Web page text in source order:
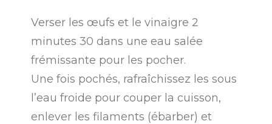
Verser les œufs et le vinaigre 2
minutes 30 dans une eau salée
frémissante pour les pocher.
Une fois pochés, rafraîchissez les sous
l’eau froide pour couper la cuisson,
enlever les filaments (ébarber) et